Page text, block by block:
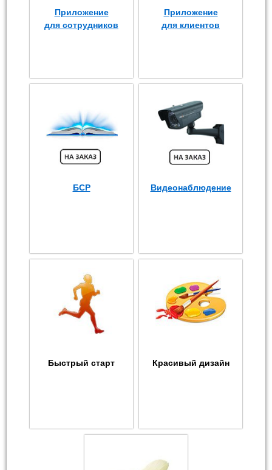
Приложение
для сотрудников
Приложение
для клиентов
БСР Видеонаблюдение
Быстрый старт Красивый дизайн